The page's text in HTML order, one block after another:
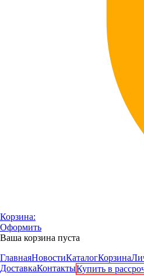
Корзина:
Оформить
Ваша корзина пуста
ГлавнаяНовостиКаталогКорзина
ДоставкаКонтактыКупить в